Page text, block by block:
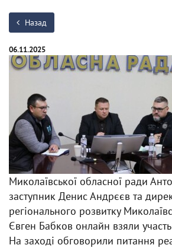
Назад
06.11.2025
Миколаївської обласної ради
заступник Денис Андрєєв та
регіонального розвитку
Євген Бабков онлайн взяли участь
На заході обговорили питання